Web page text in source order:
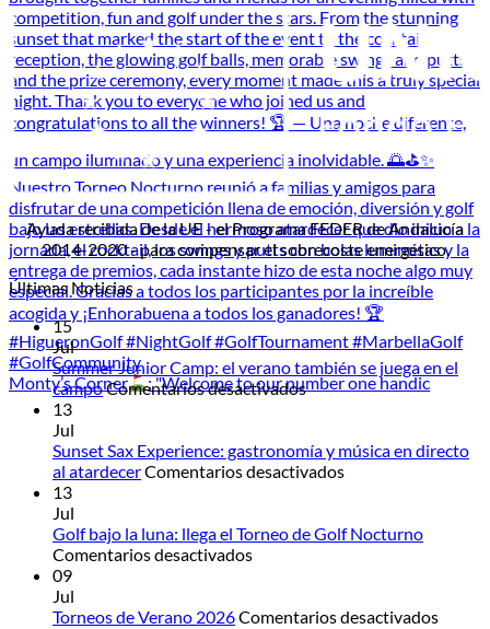
Monty’s Corner : "Welcome to our number one handic
Ayuda recibida de la UE - el Programa FEDER de Andalucía
2014-2020 - para compensar el sobrecoste energético.
Últimas Noticias
15
Jul
Summer Junior Camp: el verano también se juega en el
campoComentarios desactivadosen
Camp:
el
se
campo
13
Jul
Sunset Sax Experience: gastronomía y música en directo
al atardecerComentarios desactivadosen
Experience:
en
13
Jul
Golf bajo la luna: llega el Torneo de Golf Nocturno
Comentarios desactivadosen
la
09
Jul
Torneos de Verano 2026Comentarios desactivadosen